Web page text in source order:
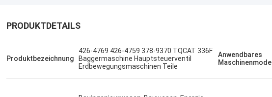
Management-Service, schnell und schnell.
ein angenehmes Einkaufen
PRODUKTDETAILS
Produktbezeichnung
426-4769 426-4759 378-9370 TQCAT 336F
Baggermaschine Hauptsteuerventil
Erdbewegungsmaschinen Teile
Anwendbares
Maschinenmodell